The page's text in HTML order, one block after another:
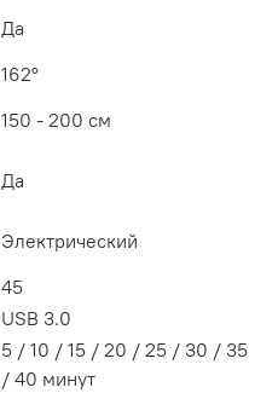
Да
162°
150 - 200 см
Да
Электрический
45
USB 3.0
5 / 10 / 15 / 20 / 25 / 30 / 35
/ 40 минут